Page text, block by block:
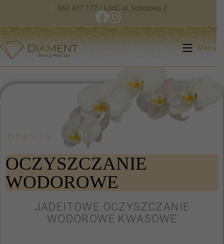
✆ 662 437 177 / Łódź, ul. Sobolowa 2
Menu
OFERTA
OCZYSZCZANIE
WODOROWE
JADEITOWE OCZYSZCZANIE
WODOROWE KWASOWE